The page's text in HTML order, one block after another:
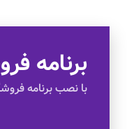
برنامه
با نصب برنامه